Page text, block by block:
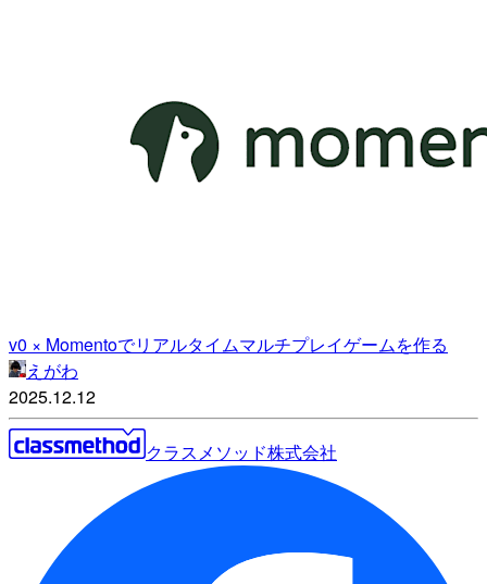
v0 × Momentoでリアルタイムマルチプレイゲームを作る
えがわ
2025.12.12
クラスメソッド株式会社